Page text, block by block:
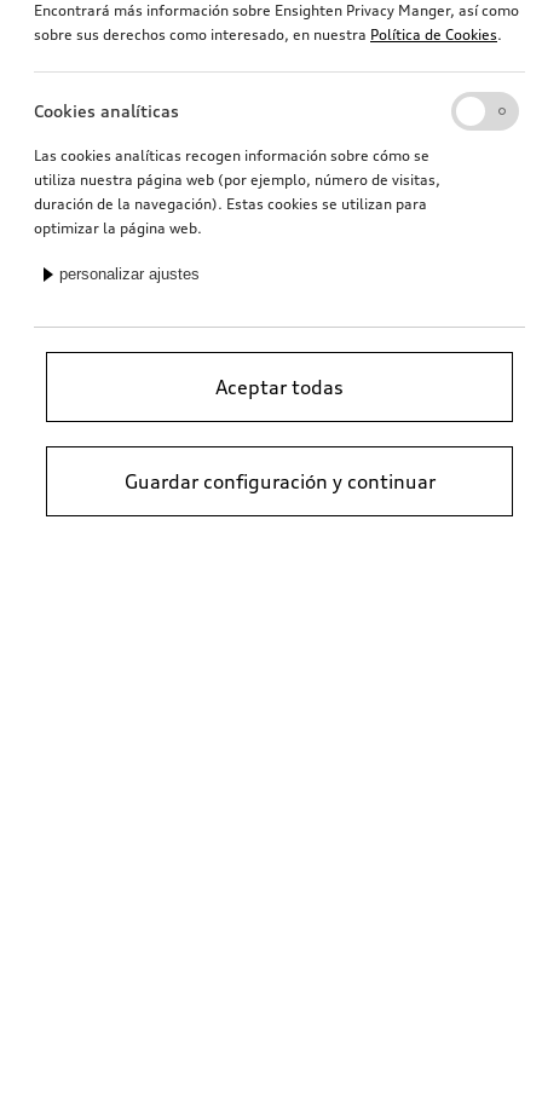
Encontrará más información sobre Ensighten Privacy Manger, así como
sobre sus derechos como interesado, en nuestra Política de Cookies.
Cookies analíticas
Las cookies analíticas recogen información sobre cómo se
utiliza nuestra página web (por ejemplo, número de visitas,
duración de la navegación). Estas cookies se utilizan para
optimizar la página web.
personalizar ajustes
Aceptar todas
Guardar configuración y continuar